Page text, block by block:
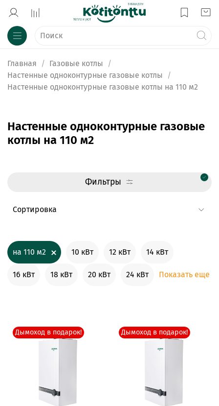
Главная
Газовые котлы
Настенные одноконтурные газовые котлы
Настенные одноконтурные газовые котлы на 110 м2
Настенные одноконтурные газовые
котлы на 110 м2
Фильтры
на 110 м2 10 кВт 12 кВт 14 кВт
16 кВт 18 кВт 20 кВт 24 кВт Показать еще
Дымоход в подарок! Дымоход в подарок!